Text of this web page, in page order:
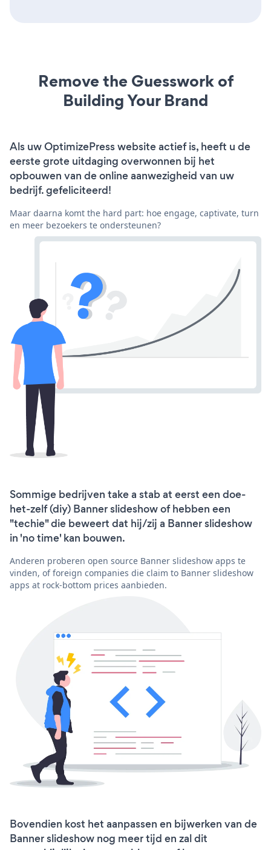
Remove the Guesswork of
Building Your Brand
Als uw OptimizePress website actief is, heeft u de
eerste grote uitdaging overwonnen bij het
opbouwen van de online aanwezigheid van uw
bedrijf. gefeliciteerd!
Maar daarna komt the hard part: hoe engage, captivate, turn
en meer bezoekers te ondersteunen?
Sommige bedrijven take a stab at eerst een doe-
het-zelf (diy) Banner slideshow of hebben een
"techie" die beweert dat hij/zij a Banner slideshow
in 'no time' kan bouwen.
Anderen proberen open source Banner slideshow apps te
vinden, of foreign companies die claim to Banner slideshow
apps at rock-bottom prices aanbieden.
Bovendien kost het aanpassen en bijwerken van de
Banner slideshow nog meer tijd en zal dit